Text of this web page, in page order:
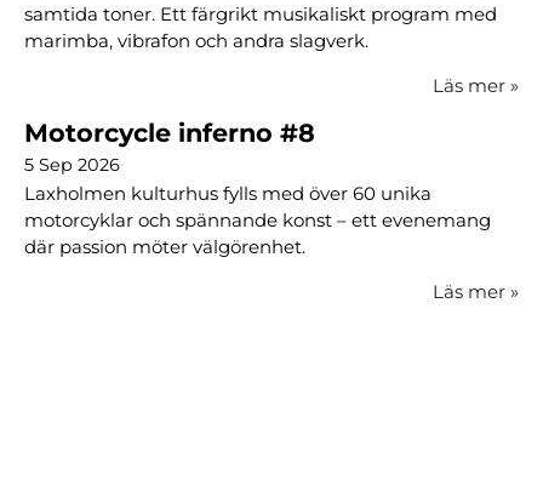
samtida toner. Ett färgrikt musikaliskt program med
marimba, vibrafon och andra slagverk.
Läs mer »
Motorcycle inferno #8
5 Sep 2026
Laxholmen kulturhus fylls med över 60 unika
motorcyklar och spännande konst – ett evenemang
där passion möter välgörenhet.
Läs mer »